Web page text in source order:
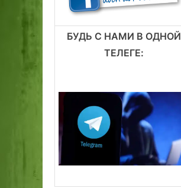
БУДЬ С НАМИ В ОДНОЙ
ТЕЛЕГЕ: